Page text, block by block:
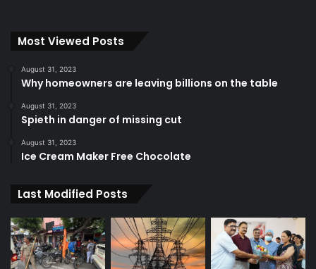
Most Viewed Posts
August 31, 2023
Why homeowners are leaving billions on the table
August 31, 2023
Spieth in danger of missing cut
August 31, 2023
Ice Cream Maker Free Chocolate
Last Modified Posts